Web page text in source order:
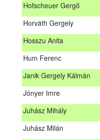
Hofscheuer Gergő
Horváth Gergely
Hosszu Anita
Hum Ferenc
Janik Gergely Kálmán
Jónyer Imre
Juhász Mihály
Juhász Milán
Horváth Gergely
Hosszu Anita